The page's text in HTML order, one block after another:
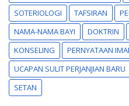
SOTERIOLOGI
TAFSIRAN
NAMA-NAMA BAYI
DOKTRIN
KONSELING
PERNYATAAN
UCAPAN SULIT PERJANJIAN BARU
SETAN